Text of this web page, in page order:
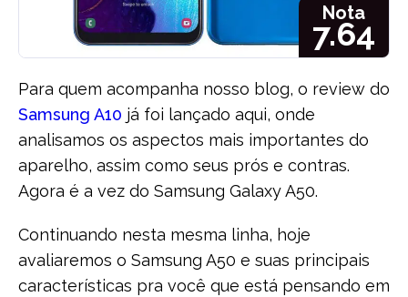
Nota
7.64
Para quem acompanha nosso blog, o review do
Samsung A10 já foi lançado aqui, onde
analisamos os aspectos mais importantes do
aparelho, assim como seus prós e contras.
Agora é a vez do Samsung Galaxy A50.
Continuando nesta mesma linha, hoje
avaliaremos o Samsung A50 e suas principais
características pra você que está pensando em